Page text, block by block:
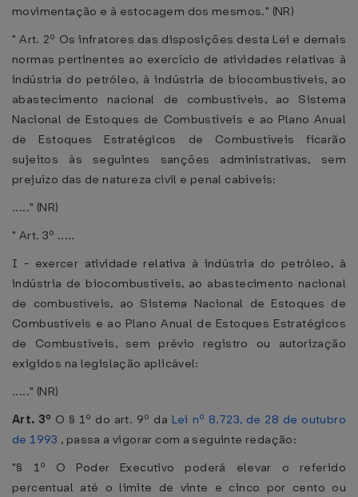
movimentação e à estocagem dos mesmos." (NR)
" Art. 2º Os infratores das disposições desta Lei e demais
normas pertinentes ao exercício de atividades relativas à
indústria do petróleo, à indústria de biocombustíveis, ao
abastecimento nacional de combustíveis, ao Sistema
Nacional de Estoques de Combustíveis e ao Plano Anual
de Estoques Estratégicos de Combustíveis ficarão
sujeitos às seguintes sanções administrativas, sem
prejuízo das de natureza civil e penal cabíveis:
....." (NR)
" Art. 3º .....
I - exercer atividade relativa à indústria do petróleo, à
indústria de biocombustíveis, ao abastecimento nacional
de combustíveis, ao Sistema Nacional de Estoques de
Combustíveis e ao Plano Anual de Estoques Estratégicos
de Combustíveis, sem prévio registro ou autorização
exigidos na legislação aplicável:
....." (NR)
Art. 3º O § 1º do art. 9º da Lei nº 8.723, de 28 de outubro
de 1993 , passa a vigorar com a seguinte redação:
"§ 1º O Poder Executivo poderá elevar o referido
percentual até o limite de vinte e cinco por cento ou